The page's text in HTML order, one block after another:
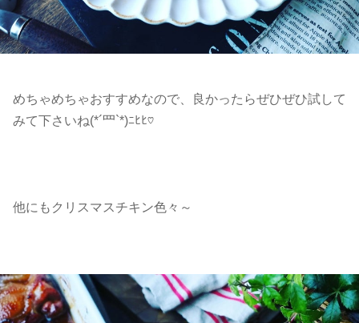
めちゃめちゃおすすめなので、良かったらぜひぜひ試して
みて下さいね(*´罒`*)ﾆﾋﾋ♡
他にもクリスマスチキン色々～